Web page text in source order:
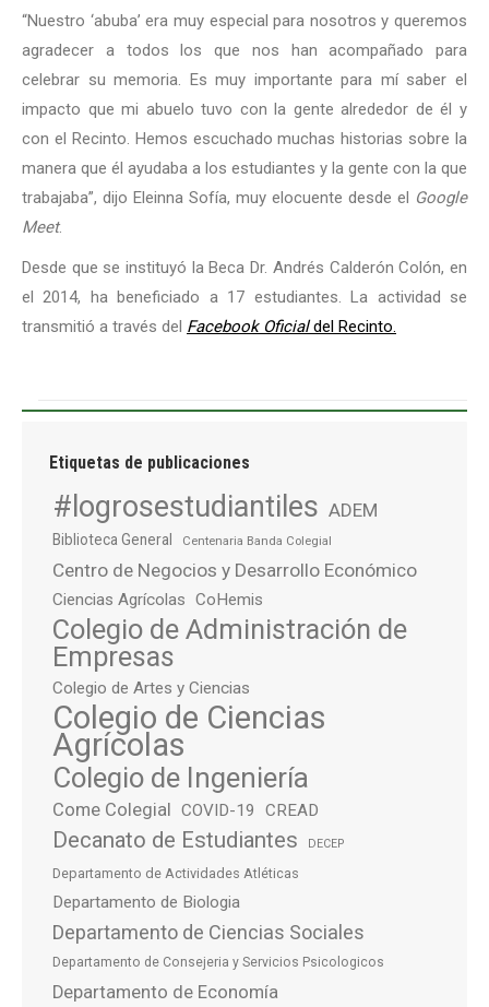
“Nuestro ‘abuba’ era muy especial para nosotros y queremos
agradecer a todos los que nos han acompañado para
celebrar su memoria. Es muy importante para mí saber el
impacto que mi abuelo tuvo con la gente alrededor de él y
con el Recinto. Hemos escuchado muchas historias sobre la
manera que él ayudaba a los estudiantes y la gente con la que
trabajaba”, dijo Eleinna Sofía, muy elocuente desde el Google
Meet.
Desde que se instituyó la Beca Dr. Andrés Calderón Colón, en
el 2014, ha beneficiado a 17 estudiantes. La actividad se
transmitió a través del Facebook Oficialdel Recinto.
Etiquetas de publicaciones
#logrosestudiantiles ADEM
Biblioteca General Centenaria Banda Colegial
Centro de Negocios y Desarrollo Económico
Ciencias Agrícolas CoHemis
Colegio de Administración de
Empresas
Colegio de Artes y Ciencias
Colegio de Ciencias
Agrícolas
Colegio de Ingeniería
Come Colegial COVID-19 CREAD
Decanato de Estudiantes DECEP
Departamento de Actividades Atléticas
Departamento de Biologia
Departamento de Ciencias Sociales
Departamento de Consejeria y Servicios Psicologicos
Departamento de Economía